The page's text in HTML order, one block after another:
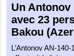
Un Antonov
avec 23
Bakou
L’Antonov AN-